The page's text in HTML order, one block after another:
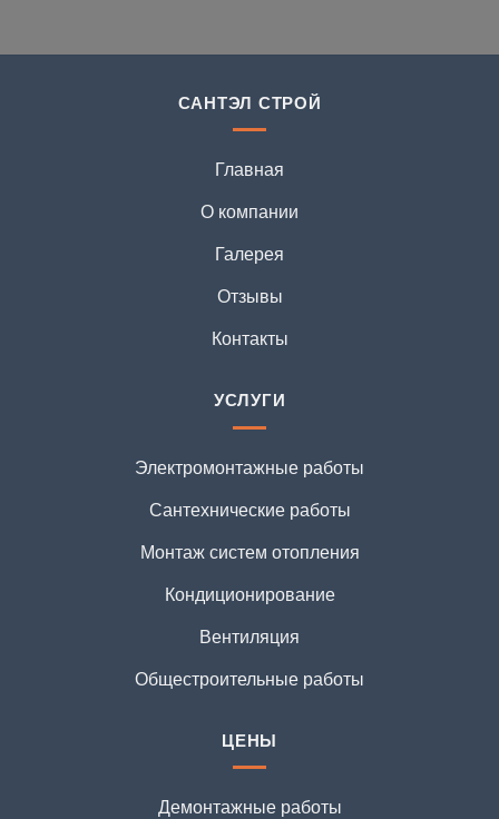
САНТЭЛ СТРОЙ
Главная
О компании
Галерея
Отзывы
Контакты
УСЛУГИ
Электромонтажные работы
Сантехнические работы
Монтаж систем отопления
Кондиционирование
Вентиляция
Общестроительные работы
ЦЕНЫ
Демонтажные работы